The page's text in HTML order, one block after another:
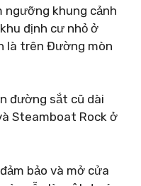
ngưỡng khung cảnh
định cư nhỏ ở
là trên Đường mòn
đường sắt cũ dài
Steamboat Rock ở
bảo và mở cửa